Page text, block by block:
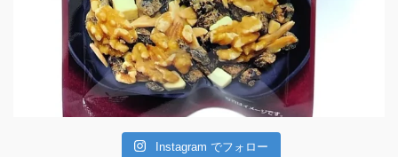
Instagram でフォロー